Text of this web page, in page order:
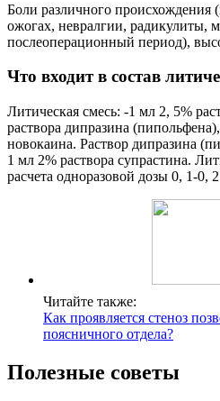
Боли различного происхождения
ожогах, невралгии, радикулиты,
послеоперационный период),
Что входит в состав
Литическая смесь: -1 мл 2, 5%
раствора дипразина
новокаина. Раствор дипразина
1 мл 2% раствора супрастина.
расчета одноразовой дозы 0, 1-0,
Читайте также:
Как проявляется стеноз
поясничного отдела?
Полезные советы